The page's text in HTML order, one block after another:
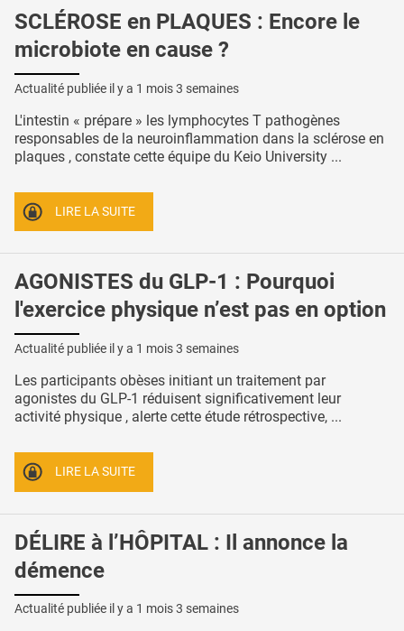
SCLÉROSE en PLAQUES : Encore le
microbiote en cause ?
Actualité publiée il y a 1 mois 3 semaines
L'intestin « prépare » les lymphocytes T pathogènes
responsables de la neuroinflammation dans la sclérose en
plaques , constate cette équipe du Keio University ...
LIRE LA SUITE
AGONISTES du GLP-1 : Pourquoi
l'exercice physique n’est pas en option
Actualité publiée il y a 1 mois 3 semaines
Les participants obèses initiant un traitement par
agonistes du GLP-1 réduisent significativement leur
activité physique , alerte cette étude rétrospective, ...
LIRE LA SUITE
DÉLIRE à l’HÔPITAL : Il annonce la
démence
Actualité publiée il y a 1 mois 3 semaines